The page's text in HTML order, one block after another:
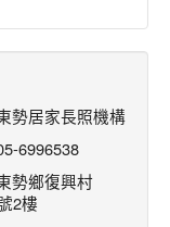
勢居家長照機構
6996538
勢鄉復興村
2樓